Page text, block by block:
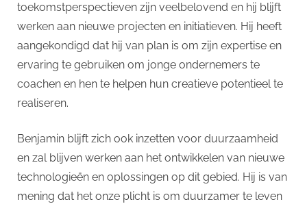
toekomstperspectieven zijn veelbelovend en hij blijft
werken aan nieuwe projecten en initiatieven. Hij heeft
aangekondigd dat hij van plan is om zijn expertise en
ervaring te gebruiken om jonge ondernemers te
coachen en hen te helpen hun creatieve potentieel te
realiseren.
Benjamin blijft zich ook inzetten voor duurzaamheid
en zal blijven werken aan het ontwikkelen van nieuwe
technologieën en oplossingen op dit gebied. Hij is van
mening dat het onze plicht is om duurzamer te leven